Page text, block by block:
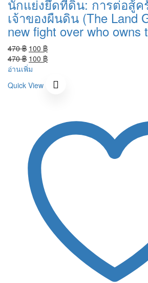
นักแย่งยึดที่ดิน: การต่อสู้ค
เจ้าของผืนดิน (The Land
new fight over who owns
470฿ Original
price
was:
100 ฿Current
price
470฿ Original
price
470 ฿.
100 ฿Current
100 ฿.
อ่านเพิ่ม
Quick View